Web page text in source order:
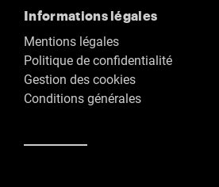
Informations légales
Mentions légales
Politique de confidentialité
Gestion des cookies
Conditions générales